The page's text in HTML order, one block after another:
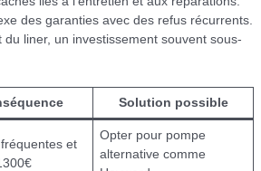
des garanties avec des refus récurrents.
du liner, un investissement souvent sous-
Solution possible
et
Opter pour pompe
alternative comme